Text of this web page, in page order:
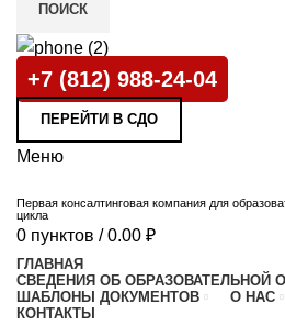
ПОИСК
+7 (812) 988-24-04
ПЕРЕЙТИ В СДО
Меню
Первая консалтинговая компания для
цикла
0 пунктов / 0.00 ₽
ГЛАВНАЯ
СВЕДЕНИЯ ОБ ОБРАЗОВАТЕЛЬНОЙ
ШАБЛОНЫ ДОКУМЕНТОВ
О НАС
КОНТАКТЫ